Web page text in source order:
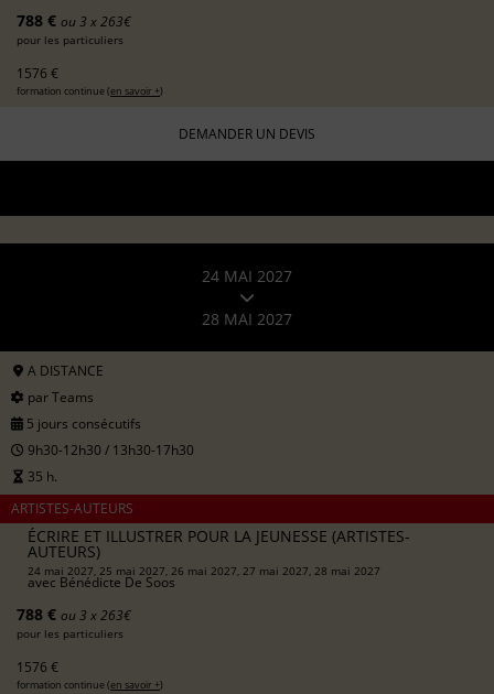
788 € ou 3 x 263€
pour les particuliers
1576 €
formation continue (en savoir +)
DEMANDER UN DEVIS
24 MAI 2027
28 MAI 2027
A DISTANCE
par Teams
5 jours consécutifs
9h30-12h30 / 13h30-17h30
35 h.
ARTISTES-AUTEURS
ÉCRIRE ET ILLUSTRER POUR LA JEUNESSE (ARTISTES-
AUTEURS)
24 mai 2027, 25 mai 2027, 26 mai 2027, 27 mai 2027, 28 mai 2027
avec Bénédicte De Soos
788 € ou 3 x 263€
pour les particuliers
1576 €
formation continue (en savoir +)